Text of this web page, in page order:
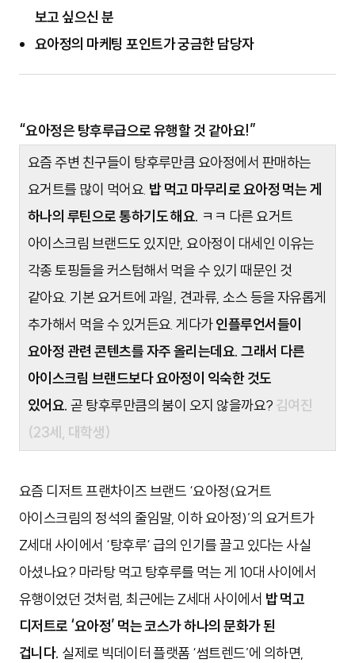
보고 싶으신 분
요아정의 마케팅 포인트가 궁금한 담당자
“요아정은 탕후루급으로 유행할 것 같아요!”
요즘 주변 친구들이 탕후루만큼 요아정에서 판매하는
요거트를 많이 먹어요. 밥 먹고 마무리로 요아정 먹는 게
하나의 루틴으로 통하기도 해요. ㅋㅋ 다른 요거트
아이스크림 브랜드도 있지만, 요아정이 대세인 이유는
각종 토핑들을 커스텀해서 먹을 수 있기 때문인 것
같아요. 기본 요거트에 과일, 견과류, 소스 등을 자유롭게
추가해서 먹을 수 있거든요. 게다가인플루언서들이
요아정 관련 콘텐츠를 자주 올리는데요. 그래서 다른
아이스크림 브랜드보다 요아정이 익숙한 것도
있어요.곧 탕후루만큼의 붐이 오지 않을까요? 김여진
(23세, 대학생)
요즘 디저트 프랜차이즈 브랜드 ‘요아정(요거트
아이스크림의 정석의 줄임말, 이하 요아정)’의 요거트가
Z세대 사이에서 ‘탕후루‘ 급의 인기를 끌고 있다는 사실
아셨나요? 마라탕 먹고 탕후루를 먹는 게 10대 사이에서
유행이었던 것처럼, 최근에는 Z세대 사이에서 밥 먹고
디저트로 ‘요아정’ 먹는 코스가 하나의 문화가 된
겁니다. 실제로 빅데이터 플랫폼 ‘썸트렌드’에 의하면,